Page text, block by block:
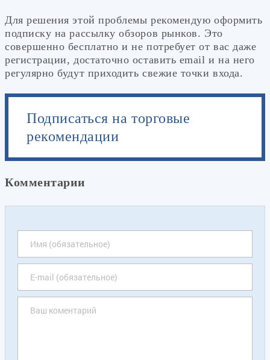
Для решения этой проблемы рекомендую оформить
подписку на рассылку обзоров рынков. Это
совершенно бесплатно и не потребует от вас даже
регистрации, достаточно оставить email и на него
регулярно будут приходить свежие точки входа.
Подписаться на торговые
рекомендации
Комментарии